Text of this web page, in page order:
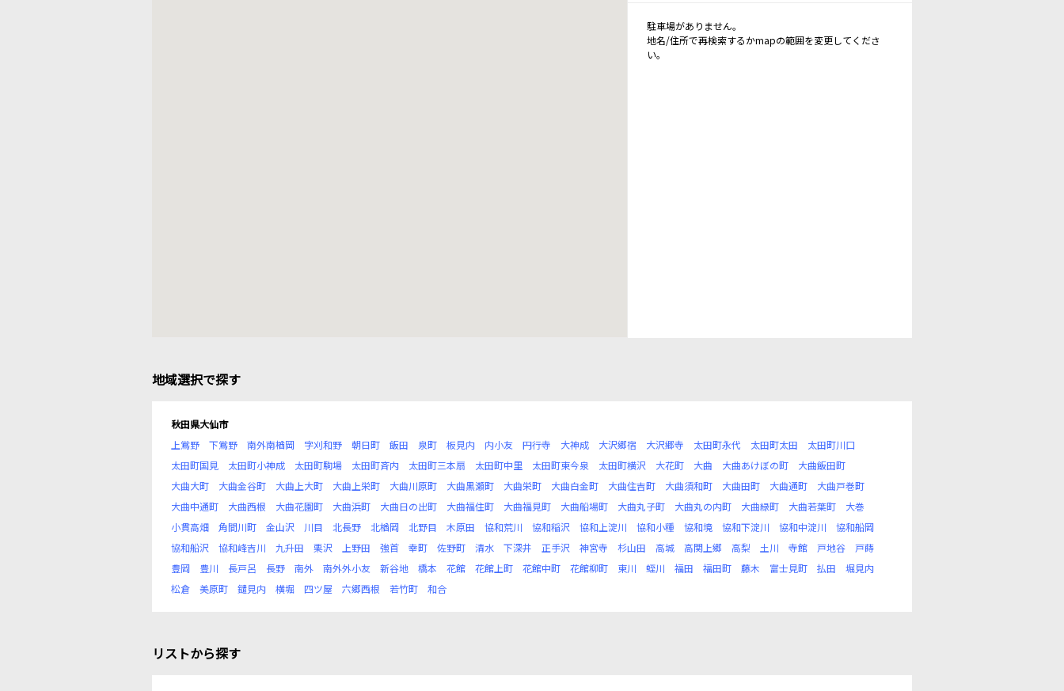
駐車場がありません。
地名/住所で再検索するかmapの範囲を変更してくださ
い。
地域選択で探す
秋田県大仙市
上鴬野
下鴬野 南外南楢岡 字刈和野 朝日町 飯田 泉町 板見内 内小友 円行寺 大神成 大沢郷宿 大沢郷寺 太田町永代 太田町太田
太田町川口
太田町国見
太田町小神成 太田町駒場 太田町斉内 太田町三本扇 太田町中里 太田町東今泉 太田町横沢 大花町 大曲 大曲あけぼの町
大曲飯田町
大曲大町
大曲金谷町 大曲上大町 大曲上栄町 大曲川原町 大曲黒瀬町 大曲栄町 大曲白金町 大曲住吉町 大曲須和町 大曲田町 大曲通町
大曲戸巻町
大曲中通町
大曲西根 大曲花園町 大曲浜町 大曲日の出町 大曲福住町 大曲福見町 大曲船場町 大曲丸子町 大曲丸の内町 大曲緑町 大曲若葉町
大巻
小貫高畑
角間川町 金山沢 川目 北長野 北楢岡 北野目 木原田 協和荒川 協和稲沢 協和上淀川 協和小種 協和境 協和下淀川 協和中淀川
協和船岡
協和船沢
協和峰吉川 九升田 栗沢 上野田 強首 幸町 佐野町 清水 下深井 正手沢 神宮寺 杉山田 高城 高関上郷 高梨 土川 寺館 戸地谷
戸蒔
豊岡
豊川 長戸呂 長野 南外 南外外小友 新谷地 橋本 花館 花館上町 花館中町 花館柳町 東川 蛭川 福田 福田町 藤木 富士見町 払田
堀見内
松倉
美原町 鑓見内 横堀 四ツ屋 六郷西根 若竹町 和合
リストから探す